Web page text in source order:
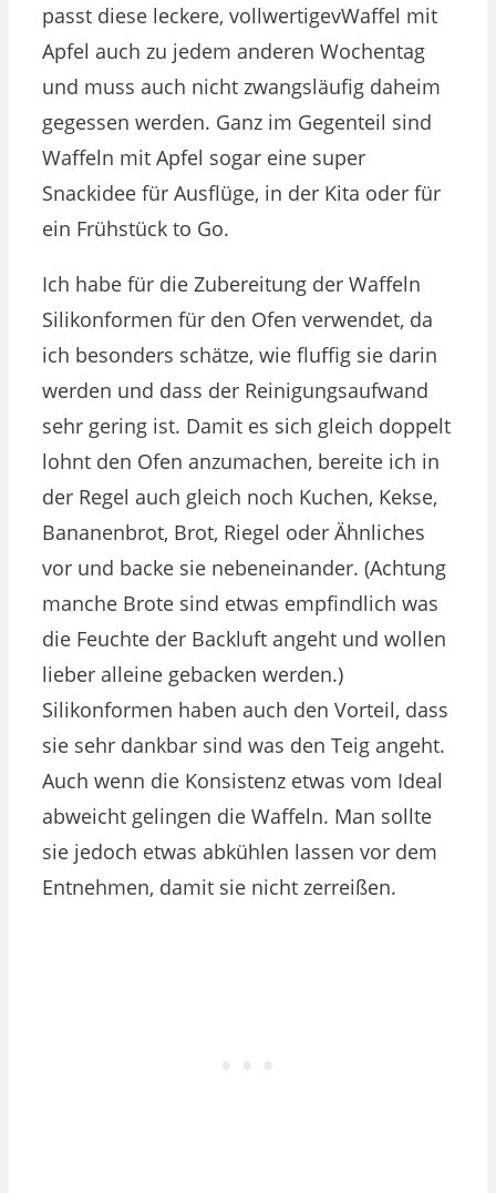
passt diese leckere, vollwertigevWaffel mit
Apfel auch zu jedem anderen Wochentag
und muss auch nicht zwangsläufig daheim
gegessen werden. Ganz im Gegenteil sind
Waffeln mit Apfel sogar eine super
Snackidee für Ausflüge, in der Kita oder für
ein Frühstück to Go.
Ich habe für die Zubereitung der Waffeln
Silikonformen für den Ofen verwendet, da
ich besonders schätze, wie fluffig sie darin
werden und dass der Reinigungsaufwand
sehr gering ist. Damit es sich gleich doppelt
lohnt den Ofen anzumachen, bereite ich in
der Regel auch gleich noch Kuchen, Kekse,
Bananenbrot, Brot, Riegel oder Ähnliches
vor und backe sie nebeneinander. (Achtung
manche Brote sind etwas empfindlich was
die Feuchte der Backluft angeht und wollen
lieber alleine gebacken werden.)
Silikonformen haben auch den Vorteil, dass
sie sehr dankbar sind was den Teig angeht.
Auch wenn die Konsistenz etwas vom Ideal
abweicht gelingen die Waffeln. Man sollte
sie jedoch etwas abkühlen lassen vor dem
Entnehmen, damit sie nicht zerreißen.